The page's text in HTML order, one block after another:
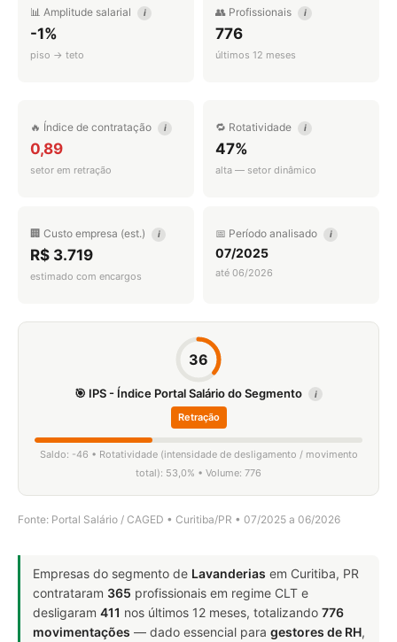
📊 Amplitude salarial i
-1%
piso → teto
👥 Profissionais i
776
últimos 12 meses
🔥 Índice de contratação i
0,89
setor em retração
🔁 Rotatividade i
47%
alta — setor dinâmico
🏢 Custo empresa (est.) i
R$ 3.719
estimado com encargos
📅 Período analisado i
07/2025
até 06/2026
36
🎯 IPS - Índice Portal Salário do Segmento i
Retração
Saldo: -46 • Rotatividade (intensidade de desligamento / movimento
total): 53,0% • Volume: 776
Fonte: Portal Salário / CAGED • Curitiba/PR • 07/2025 a 06/2026
Empresas do segmento de Lavanderias em Curitiba, PR
contrataram 365 profissionais em regime CLT e
desligaram 411 nos últimos 12 meses, totalizando 776
movimentações — dado essencial para gestores de RH,